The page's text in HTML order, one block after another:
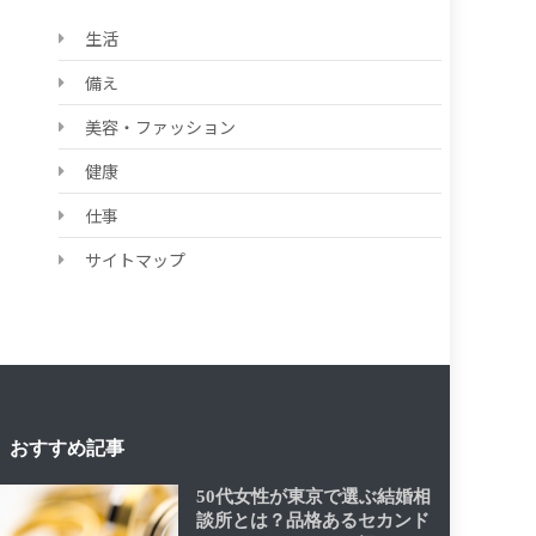
生活
備え
美容・ファッション
健康
仕事
サイトマップ
おすすめ記事
50代女性が東京で選ぶ結婚相
談所とは？品格あるセカンド